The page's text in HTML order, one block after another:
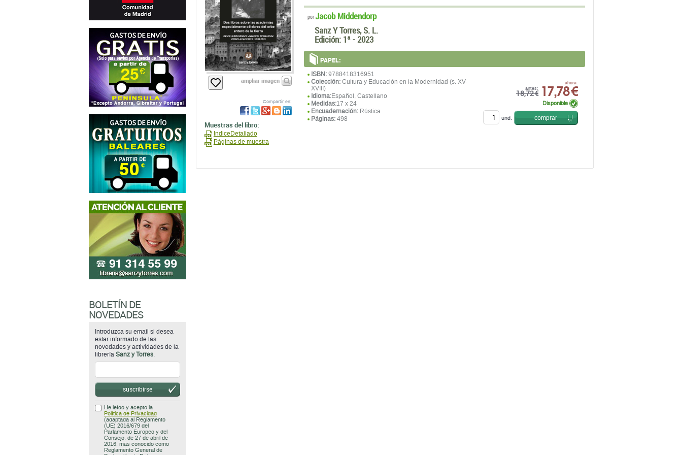
ampliar imagen
Compartir en:
Muestras del libro:
IndiceDetallado
Páginas de muestra
porJacob Middendorp
Sanz Y Torres, S. L.
Edición: 1ª - 2023
PAPEL:
ISBN:9788418316951
Colección:Cultura y Educación en la Modernidad (s. XV-
XVIII)
Idioma:Español, Castellano
Medidas:17 x 24
Encuadernación:Rústica
Páginas:498
antes:
18,72 €
ahora:
17,78 €
Disponible
und. comprar
BOLETÍN DE
NOVEDADES
Introduzca su email si desea
estar informado de las
novedades y actividades de la
librería Sanz y Torres.
suscribirse
He leído y acepto la
Política de Privacidad
(adaptada al Reglamento
(UE) 2016/679 del
Parlamento Europeo y del
Consejo, de 27 de abril de
2016, mas conocido como
Reglamento General de